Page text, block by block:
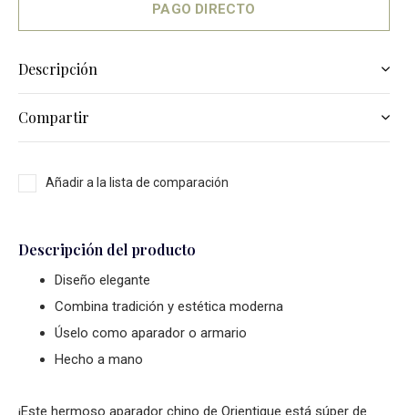
PAGO DIRECTO
Descripción
Compartir
Añadir a la lista de comparación
Descripción del producto
Diseño elegante
Combina tradición y estética moderna
Úselo como aparador o armario
Hecho a mano
¡Este hermoso aparador chino de Orientique está súper de